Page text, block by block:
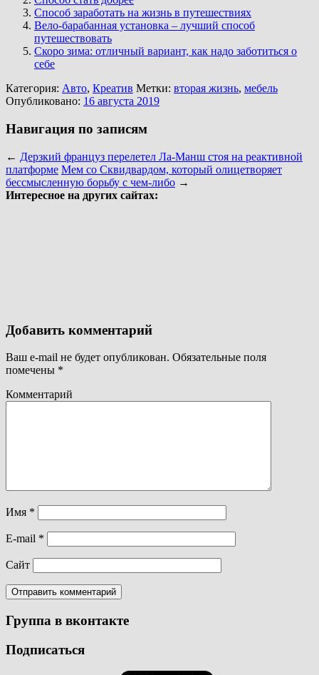
Способ заработать на жизнь в путешествиях
Вело-барабанная установка – лучший способ
путешествовать
Скоро зима: отличный вариант, как надо заботиться о
себе
Категория: Авто, Креатив Метки: вторая жизнь, мебель
Опубликовано: 16 августа 2019
Навигация по записям
← Дерзкий француз перелетел Ла-Манш стоя на реактивной
платформе Мем со Сквидвардом, который олицетворяет
бессмысленную борьбу с чем-либо →
Интересное на других сайтах:
Добавить комментарий
Ваш e-mail не будет опубликован. Обязательные поля
помечены *
Комментарий
Имя *
E-mail *
Сайт
Группа в вконтакте
Подписаться